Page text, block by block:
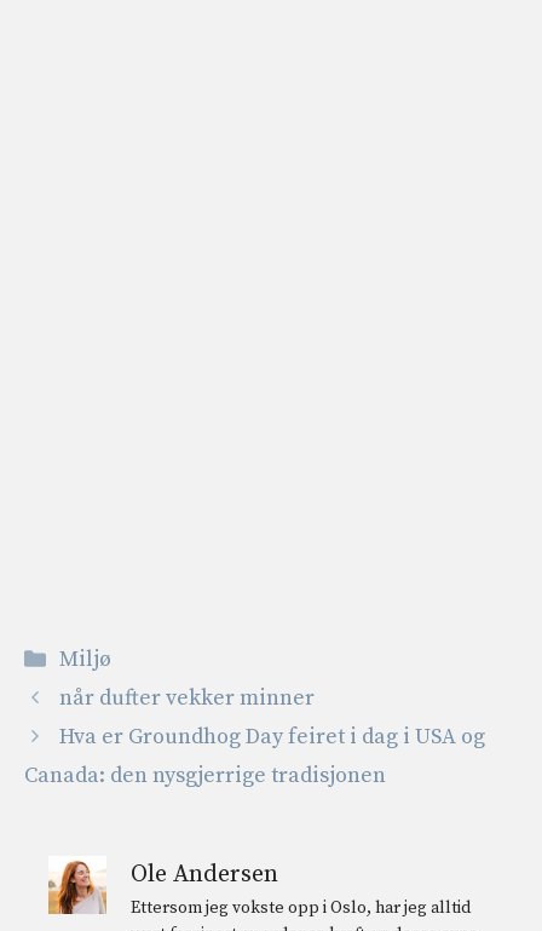
Kategorier
Miljø
når dufter vekker minner
Hva er Groundhog Day feiret i dag i USA og
Canada: den nysgjerrige tradisjonen
Ole Andersen
Ettersom jeg vokste opp i Oslo, har jeg alltid